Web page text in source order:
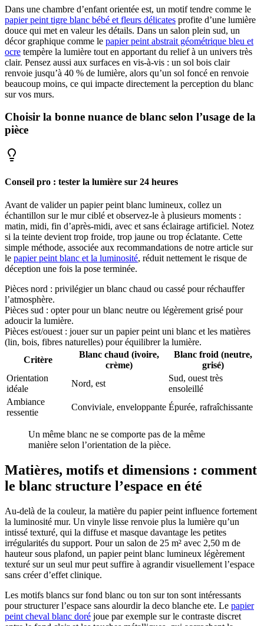
Dans une chambre d’enfant orientée est, un motif tendre comme le
papier peint tigre blanc bébé et fleurs délicates profite d’une lumière
douce qui met en valeur les détails. Dans un salon plein sud, un
décor graphique comme le papier peint abstrait géométrique bleu et
ocre tempère la lumière tout en apportant du relief à un univers très
clair. Pensez aussi aux surfaces en vis-à-vis : un sol bois clair
renvoie jusqu’à 40 % de lumière, alors qu’un sol foncé en renvoie
beaucoup moins, ce qui impacte directement la percep­tion du blanc
sur vos murs.
Choisir la bonne nuance de blanc selon l’usage de la
pièce
Conseil pro : tester la lumière sur 24 heures
Avant de valider un papier peint blanc lumineux, collez un
échantillon sur le mur ciblé et observez-le à plusieurs moments :
matin, midi, fin d’après-midi, avec et sans éclairage artificiel. Notez
si la teinte devient trop froide, trop jaune ou trop éclatante. Cette
simple méthode, associée aux recommandations de notre article sur
le papier peint blanc et la luminosité, réduit nettement le risque de
déception une fois la pose terminée.
Pièces nord : privilégier un blanc chaud ou cassé pour réchauffer
l’atmosphère.
Pièces sud : opter pour un blanc neutre ou légèrement grisé pour
adoucir la lumière.
Pièces est/ouest : jouer sur un papier peint uni blanc et les matières
(lin, bois, fibres naturelles) pour équilibrer la lumière.
Critère
Blanc chaud (ivoire,
crème)
Blanc froid (neutre,
grisé)
Orientation
idéale
Nord, est
Sud, ouest très
ensoleillé
Ambiance
ressentie
Conviviale, enveloppante Épurée, rafraîchissante
Un même blanc ne se comporte pas de la même
manière selon l’orientation de la pièce.
Matières, motifs et dimensions : comment
le blanc structure l’espace en été
Au-delà de la couleur, la matière du papier peint influence fortement
la luminosité mur. Un vinyle lisse renvoie plus la lumière qu’un
intissé texturé, qui la diffuse et masque davantage les petites
irrégularités du support. Pour un salon de 25 m² avec 2,50 m de
hauteur sous plafond, un papier peint blanc lumineux légèrement
texturé sur un seul mur peut suffire à agrandir visuellement l’espace
sans créer d’effet clinique.
Les motifs blancs sur fond blanc ou ton sur ton sont intéressants
pour structurer l’espace sans alourdir la deco blanche ete. Le papier
peint cheval blanc doré joue par exemple sur le contraste discret